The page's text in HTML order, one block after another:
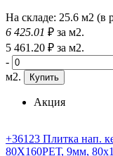
На складе: 25.6 м2 (в
6 425.01 ₽ за м2.
5 461 .20 ₽ за м2.
-
м2.
Купить
Акция
+36123 Плитка
80X160РЕТ, 9мм,